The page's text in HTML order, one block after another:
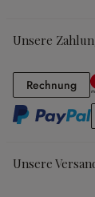
Unsere
Rechnung
Unsere